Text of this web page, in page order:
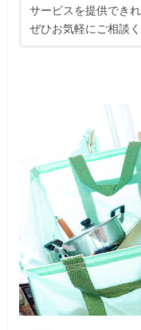
サービスを提供でき
ぜひお気軽にご相談く